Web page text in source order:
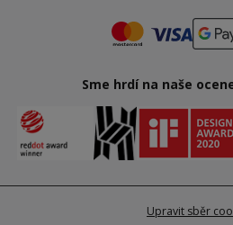
Sme hrdí na naše
Upravit sběr